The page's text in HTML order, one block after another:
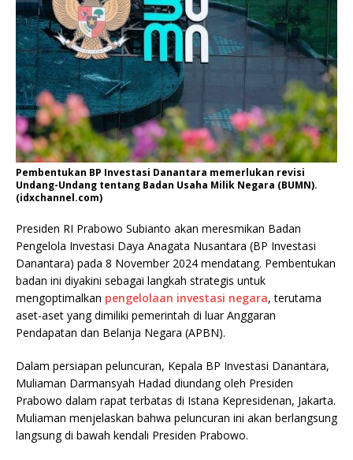
Pembentukan BP Investasi Danantara memerlukan revisi
Undang-Undang tentang Badan Usaha Milik Negara (BUMN).
(idxchannel.com)
Presiden RI Prabowo Subianto akan meresmikan Badan
Pengelola Investasi Daya Anagata Nusantara (BP Investasi
Danantara) pada 8 November 2024 mendatang. Pembentukan
badan ini diyakini sebagai langkah strategis untuk
mengoptimalkan pengelolaan investasi negara, terutama
aset-aset yang dimiliki pemerintah di luar Anggaran
Pendapatan dan Belanja Negara (APBN).
Dalam persiapan peluncuran, Kepala BP Investasi Danantara,
Muliaman Darmansyah Hadad diundang oleh Presiden
Prabowo dalam rapat terbatas di Istana Kepresidenan, Jakarta.
Muliaman menjelaskan bahwa peluncuran ini akan berlangsung
langsung di bawah kendali Presiden Prabowo.